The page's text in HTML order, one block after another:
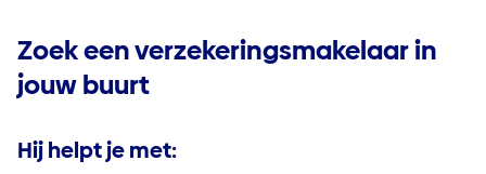
Zoek een verzekeringsmakelaar in
jouw buurt
Hij helpt je met: